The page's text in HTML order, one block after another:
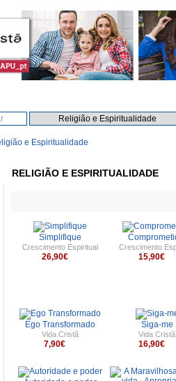
e Espiritualidade
RELIGIÃO E ESPIRITUALIDADE
Simplifique
Crescimento Espiritual
26,90€
Crescimento
15,90€
Ego Transformado
Vida Cristã
7,90€
Siga-me
Vida Cristã
16,90€